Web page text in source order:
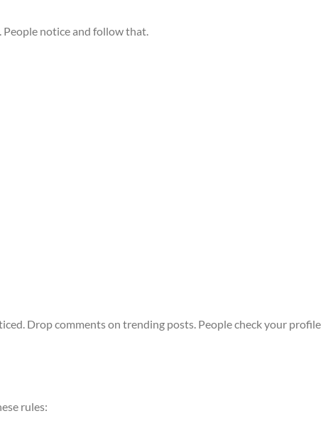
notice and follow that.
Drop comments on trending posts. People check your profile
rules: